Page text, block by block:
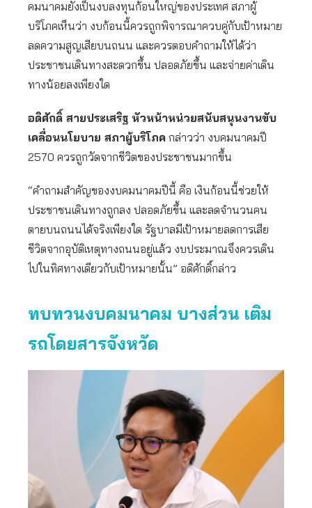
คมนาคมยังเป็นงบลงทุนก้อนใหญ่ของประเทศ สภาผู้
บริโภคเห็นว่า งบก้อนนี้ควรถูกพิจารณาควบคู่กับเป้าหมาย
ลดความสูญเสียบนถนน และควรตอบคำถามให้ได้ว่า
ประชาชนเดินทางสะดวกขึ้น ปลอดภัยขึ้น และจ่ายค่าเดิน
ทางน้อยลงเพียงใด
อดิศักดิ์ สายประเสริฐ หัวหน้าหน่วยสนับสนุนงานขับ
เคลื่อนนโยบาย สภาผู้บริโภค กล่าวว่า งบคมนาคมปี
2570 ควรถูกวัดจากชีวิตของประชาชนมากขึ้น
“คำถามสำคัญของงบคมนาคมปีนี้ คือ เงินก้อนนี้ช่วยให้
ประชาชนเดินทางถูกลง ปลอดภัยขึ้น และลดจำนวนคน
ตายบนถนนได้จริงเพียงใด รัฐบาลมีเป้าหมายลดการเสีย
ชีวิตจากอุบัติเหตุทางถนนอยู่แล้ว งบประมาณจึงควรเดิน
ไปในทิศทางเดียวกับเป้าหมายนั้น” อดิศักดิ์กล่าว
ทบทวนงบคมนาคม บางส่วน เติม
รถโดยสารจังหวัด